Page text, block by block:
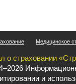
Медицинское
о страховании
и